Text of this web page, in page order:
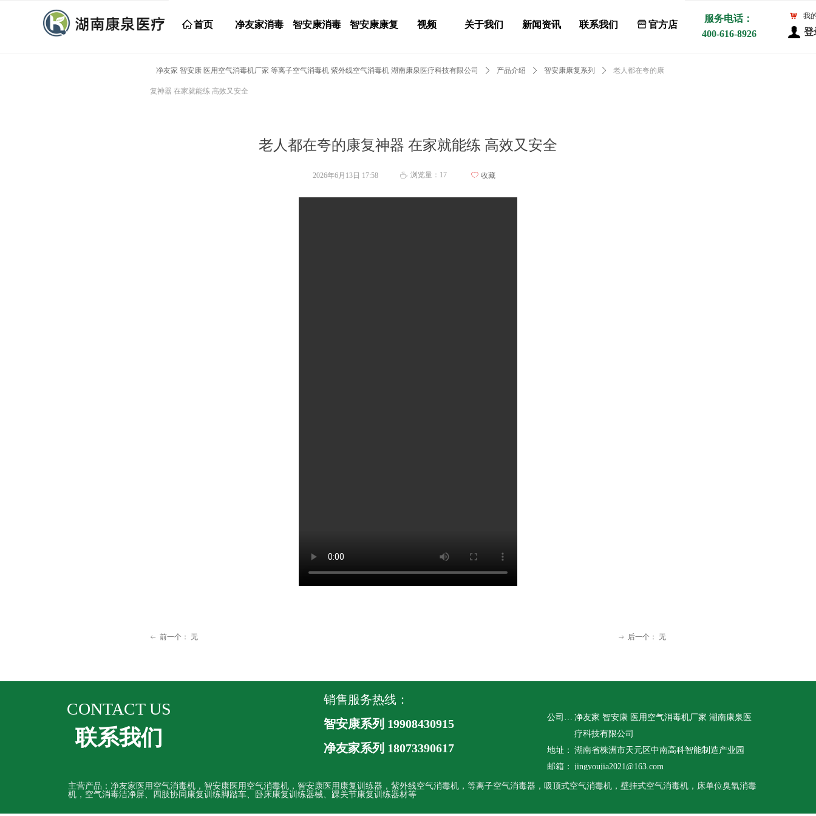
ꀇ 首页 净友家消毒 智安康消毒 智安康康复 视频 关于我们 新闻资讯 联系我们 ꀰ 官方店
登
服务电话：
400-616-8926
낙 我
老人都在夸的康复神器 在家就能练 高效又安全
净友家 智安康 医用空气消毒机厂家 等离子空气消毒机 紫外线空气消毒机 湖南康泉医疗科技有限公司 ꄲ 产品介绍 ꄲ 智安康康复系列 ꄲ 老人都在夸的康
复神器 在家就能练 高效又安全
2026年6月13日 17:58 ꄘ 浏览量： 17 ꄀ 收藏
ꂃ 前一个： 无 ꁹ 后一个： 无
销售服务热线：
智安康系列 19908430915
净友家系列 18073390617
CONTACT US
联系我们
公司名称： 净友家 智安康 医用空气消毒机厂家 湖南康泉医
疗科技有限公司
地址： 湖南省株洲市天元区中南高科智能制造产业园
邮箱： jingyoujia2021@163.com
主营产品：净友家医用空气消毒机，智安康医用空气消毒机，智安康医用康复训练器，紫外线空气消毒机，等离子空气消毒器，吸顶式空气消毒机，壁挂式空气消毒机，床单位臭氧消毒
机，空气消毒洁净屏、四肢协同康复训练脚踏车、卧床康复训练器械、踝关节康复训练器材等